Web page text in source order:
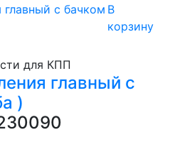
В
корзину
для КПП
главный с
)